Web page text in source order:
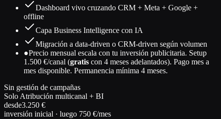
Dashboard vivo cruzando CRM + Meta + Google +
offline
Capa Business Intelligence con IA
Migración a data-driven o CRM-driven según volumen
●Precio mensual escala con tu inversión publicitaria. Setup
1.500 €/canal (gratis con 4 meses adelantados). Pago mes a
mes disponible. Permanencia mínima 4 meses.
Sin gestión de campañas
Solo Atribución multicanal + BI
desde3.250 €
inversión inicial · luego 750 €/mes